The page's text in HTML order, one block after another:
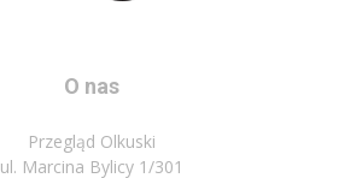
O nas
Przegląd Olkuski
ul. Marcina Bylicy 1/301